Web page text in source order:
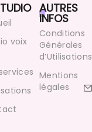
voix
AUTRES
INFOS
Conditions
Générales
d’Utilisations
Mentions
légales